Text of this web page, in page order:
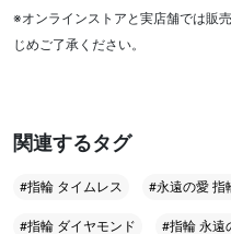
※オンラインストアと実店舗では販
じめご了承ください。
関連するタグ
#指輪 タイムレス #永遠の愛 指
#指輪 ダイヤモンド #指輪 永遠